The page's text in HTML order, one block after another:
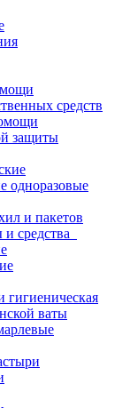
средств
защиты
одноразовые
и пакетов
средства
гигиеническая
ваты